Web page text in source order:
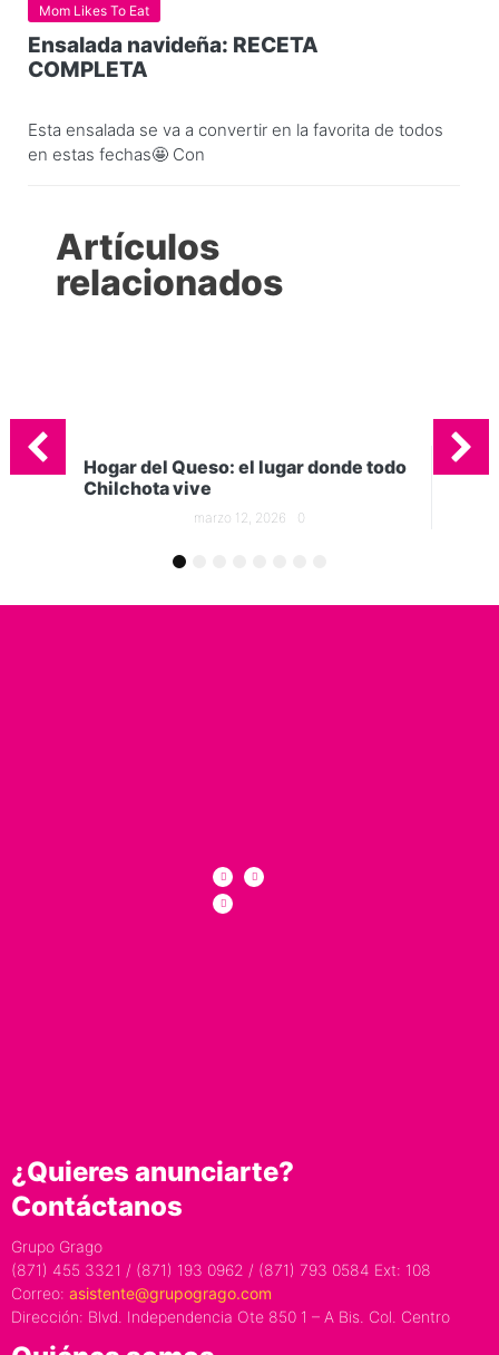
Mom Likes To Eat
Ensalada navideña: RECETA
COMPLETA
Esta ensalada se va a convertir en la favorita de todos
en estas fechas🤩 Con
Artículos
relacionados
todo
5 tipos quesos que no pueden faltar
en tu cocina
marzo 5, 2026
4
¿Quieres anunciarte?
Contáctanos
Grupo Grago
(871) 455 3321 / (871) 193 0962 / (871) 793 0584 Ext: 108
Correo: asistente@grupogrago.com
Dirección: Blvd. Independencia Ote 850 1 – A Bis. Col. Centro